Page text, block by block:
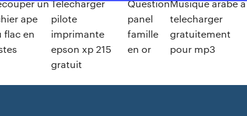
un
ape
flac en
Telecharger
pilote
imprimante
epson xp 215
gratuit
Question
panel
famille
en or
Musique arabe a
telecharger
gratuitement
pour mp3